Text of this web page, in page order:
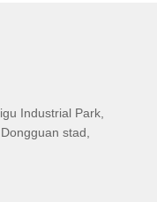
Industrial Park,
stad,